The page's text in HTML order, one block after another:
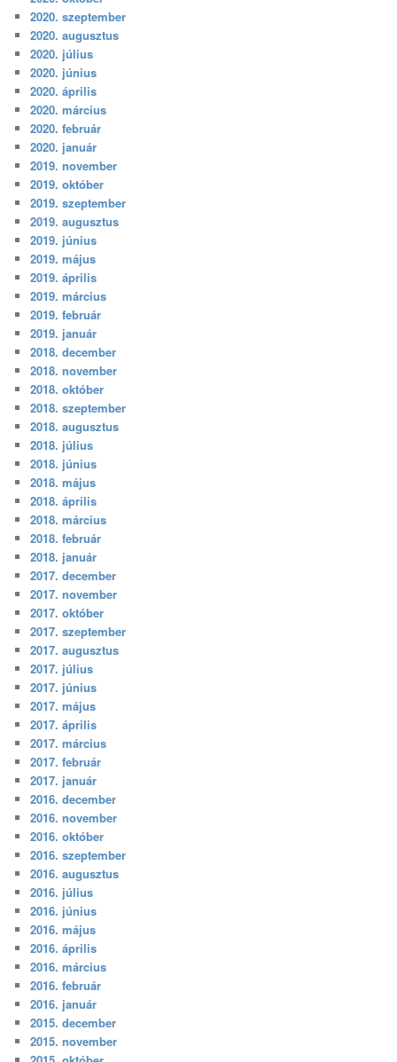
2020. szeptember
2020. augusztus
2020. július
2020. június
2020. április
2020. március
2020. február
2020. január
2019. november
2019. október
2019. szeptember
2019. augusztus
2019. június
2019. május
2019. április
2019. március
2019. február
2019. január
2018. december
2018. november
2018. október
2018. szeptember
2018. augusztus
2018. július
2018. június
2018. május
2018. április
2018. március
2018. február
2018. január
2017. december
2017. november
2017. október
2017. szeptember
2017. augusztus
2017. július
2017. június
2017. május
2017. április
2017. március
2017. február
2017. január
2016. december
2016. november
2016. október
2016. szeptember
2016. augusztus
2016. július
2016. június
2016. május
2016. április
2016. március
2016. február
2016. január
2015. december
2015. november